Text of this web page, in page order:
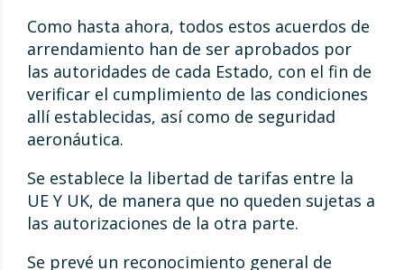
Como hasta ahora, todos estos acuerdos de
arrendamiento han de ser aprobados por
las autoridades de cada Estado, con el fin de
verificar el cumplimiento de las condiciones
allí establecidas, así como de seguridad
aeronáutica.
Se establece la libertad de tarifas entre la
UE Y UK, de manera que no queden sujetas a
las autorizaciones de la otra parte.
Se prevé un reconocimiento general de